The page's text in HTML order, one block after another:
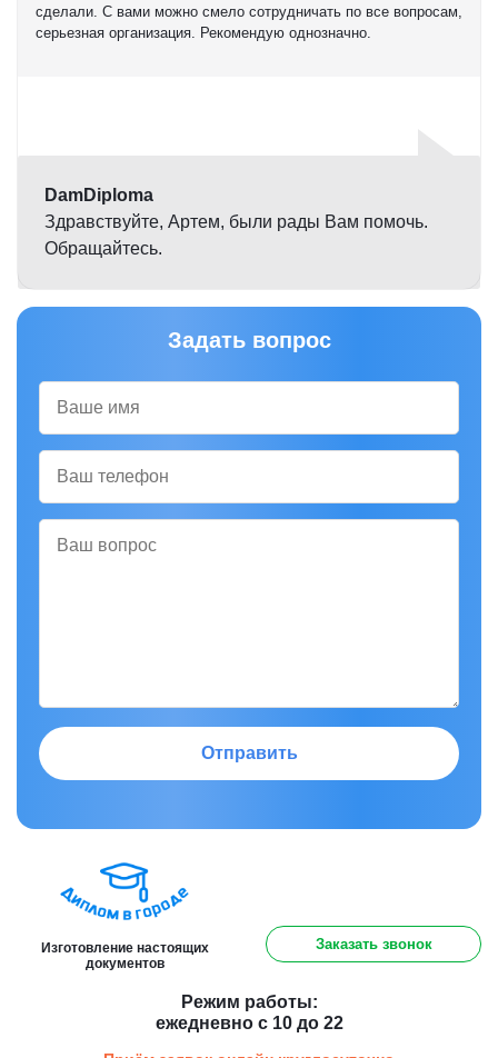
сделали. С вами можно смело сотрудничать по все вопросам,
серьезная организация. Рекомендую однозначно.
DamDiploma
Здравствуйте, Артем, были рады Вам помочь.
Обращайтесь.
Задать вопрос
Отправить
Изготовление настоящих
документов
Заказать звонок
Режим работы:
ежедневно с 10 до 22